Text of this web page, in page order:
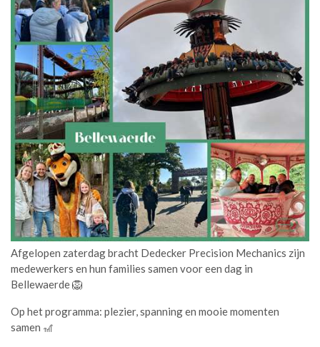
Afgelopen zaterdag bracht Dedecker Precision Mechanics zijn
medewerkers en hun families samen voor een dag in
Bellewaerde 🦁
Op het programma: plezier, spanning en mooie momenten
samen 🎢